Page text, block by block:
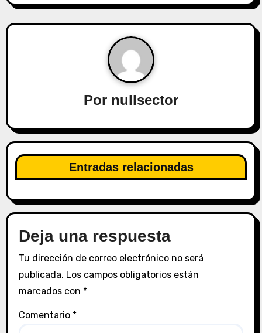
e
ó
n
d
e
e
n
t
r
a
Por nullsector
Entradas relacionadas
Deja una respuesta
Tu dirección de correo electrónico no será
publicada. Los campos obligatorios están
marcados con *
Comentario *